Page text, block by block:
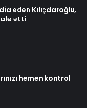
eden Kılıçdaroğlu,
etti
hemen kontrol